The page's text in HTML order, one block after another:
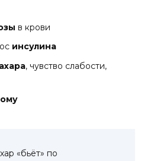
в крови
инсулина
, чувство слабости,
«бьёт» по